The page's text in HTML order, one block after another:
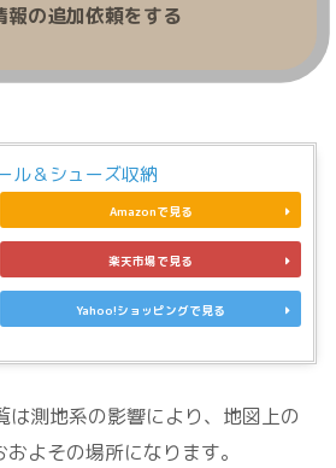
報の追加依頼をする
ル＆シューズ収納
Amazonで見る
楽天市場で見る
Yahoo!ショッピングで見る
は測地系の影響により、地図上の
よその場所になります。